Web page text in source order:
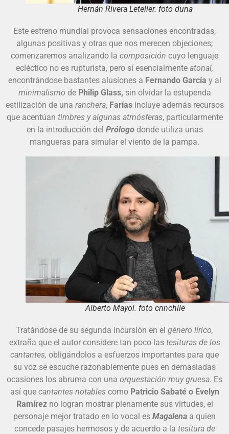
Hernán Rivera Letelier. foto duna
Este estreno mundial provoca sensaciones encontradas,
algunas positivas y otras que nos merecen objeciones;
comenzaremos analizando la composición cuyo lenguaje
ecléctico no es rupturista, pero sí esencialmente atonal,
encontrándose bastantes alusiones a Fernando García y al
minimalismo de Philip Glass, sin olvidar la estupenda
estilización de una ranchera, Faríasincluye además recursos
que acentúan timbres y algunas atmósferas, particularmente
en la introducción del Prólogo donde utiliza unas
mangueras para simular el viento de la pampa.
Alberto Mayol. foto cnnchile
Tratándose de su segunda incursión en el género lírico,
extraña que el autor considere tan poco lastesituras de los
cantantes, obligándolos a esfuerzos importantes para que
su voz se escuche razonablemente pues en demasiadas
ocasiones los abruma con una orquestación muy gruesa. Es
así que cantantes notablescomo Patricio Sabaté o Evelyn
Ramírezno logran mostrar plenamente sus virtudes, el
personaje mejor tratado en lo vocal es Magalena a quien
concede pasajes hermosos y de acuerdo a la tesitura de